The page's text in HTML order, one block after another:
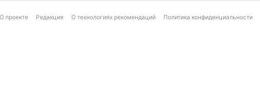
О проекте Редакция О технологиях рекомендаций Политика конфиденциальности